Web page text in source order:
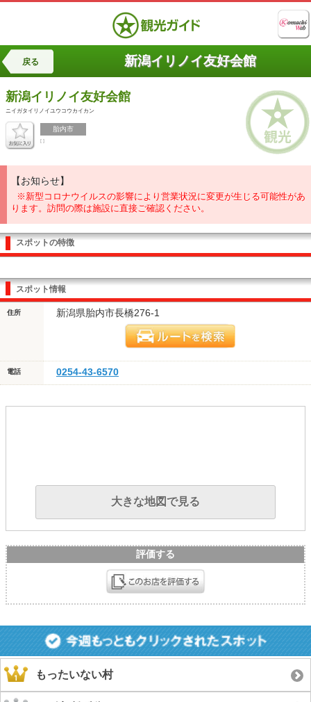
戻る 新潟イリノイ友好会館
新潟イリノイ友好会館
ニイガタイリノイユウコウカイカン
胎内市
[ ]
【お知らせ】
※新型コロナウイルスの影響により営業状況に変更が生じる可能性があ
ります。訪問の際は施設に直接ご確認ください。
スポットの特徴
スポット情報
住所 新潟県胎内市長橋276-1
電話 0254-43-6570
大きな地図で見る
評価する
もったいない村